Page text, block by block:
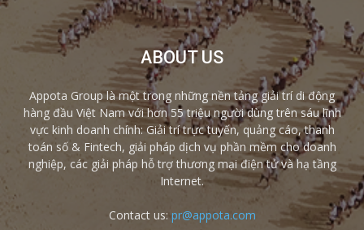
ABOUT US
Appota Group là một trong những nền tảng giải trí di động
hàng đầu Việt Nam với hơn 55 triệu người dùng trên sáu lĩnh
vực kinh doanh chính: Giải trí trực tuyến, quảng cáo, thanh
toán số & Fintech, giải pháp dịch vụ phần mềm cho doanh
nghiệp, các giải pháp hỗ trợ thương mại điện tử và hạ tầng
Internet.
Contact us: pr@appota.com